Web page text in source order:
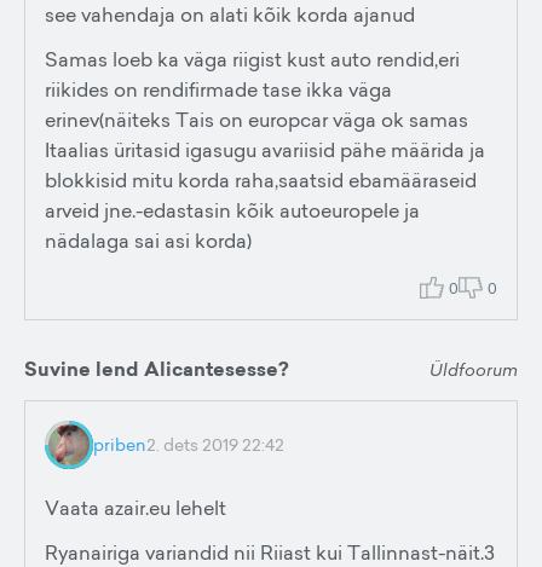
see vahendaja on alati kõik korda ajanud
Samas loeb ka väga riigist kust auto rendid,eri
riikides on rendifirmade tase ikka väga
erinev(näiteks Tais on europcar väga ok samas
Itaalias üritasid igasugu avariisid pähe määrida ja
blokkisid mitu korda raha,saatsid ebamääraseid
arveid jne.-edastasin kõik autoeuropele ja
nädalaga sai asi korda)
0 0
Suvine lend Alicantesesse? Üldfoorum
priben2. dets 2019 22:42
Vaata azair.eu lehelt
Ryanairiga variandid nii Riiast kui Tallinnast-näit.3